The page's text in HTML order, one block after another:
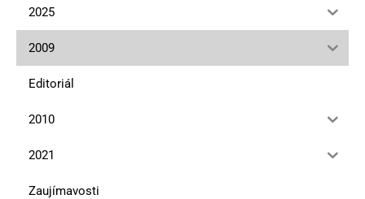
2025
2009
Editoriál
2010
2021
Zaujímavosti